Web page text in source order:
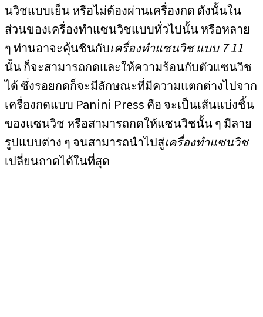
นวิชแบบเย็น หรือไม่ต้องผ่านเครื่องกด ดังนั้นใน
ส่วนของเครื่องทำแซนวิชแบบทั่วไปนั้น หรือหลาย
ๆ ท่านอาจะคุ้นชินกับเครื่องทำแซนวิช แบบ 7 11
นั้น ก็จะสามารถกดและให้ความร้อนกับตัวแซนวิช
ได้ ซึ่งรอยกดก็จะมีลักษณะที่มีความแตกต่างไปจาก
เครื่องกดแบบ Panini Press คือ จะเป็นเส้นแบ่งชิ้น
ของแซนวิช หรือสามารถกดให้แซนวิชนั้น ๆ มีลาย
รูปแบบต่าง ๆ จนสามารถนำไปสู่เครื่องทำแซนวิช
เปลี่ยนถาดได้ในที่สุด